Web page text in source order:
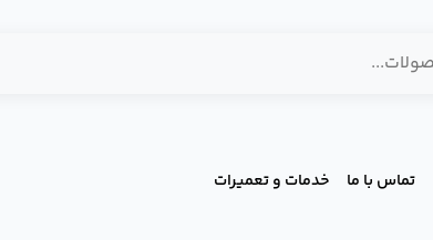
تماس با ما خدمات و تعمیرات